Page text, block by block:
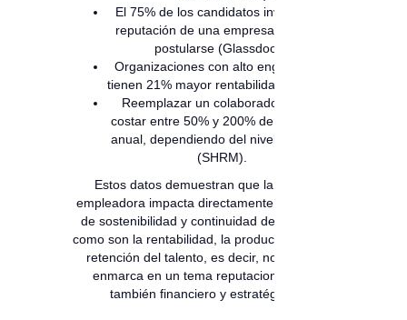
El 75% de los candidatos investiga la
reputación de una empresa antes de
postularse (Glassdoor).
Organizaciones con alto engagement
tienen 21% mayor rentabilidad (Gallup).
Reemplazar un colaborador puede
costar entre 50% y 200% de su salario
anual, dependiendo del nivel del cargo
(SHRM).
Estos datos demuestran que la marca
empleadora impacta directamente en temas
de sostenibilidad y continuidad del negocio
como son la rentabilidad, la productividad y la
retención del talento, es decir, no solo se
enmarca en un tema reputacional sino
también financiero y estratégico.